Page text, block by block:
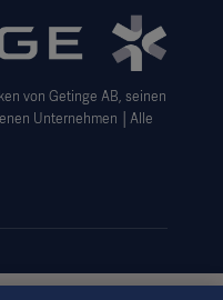
von Getinge AB, seinen
Unternehmen │Alle